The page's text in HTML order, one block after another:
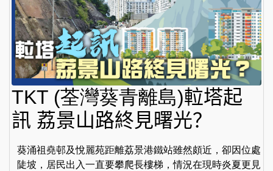
TKT (荃灣葵青離島)𨋢塔起
訊 荔景山路終見曙光？
葵涌祖堯邨及悅麗苑距離荔景港鐵站雖然頗近，卻因位處
陡坡，居民出入一直要攀爬長樓梯，情況在現時炎夏更見